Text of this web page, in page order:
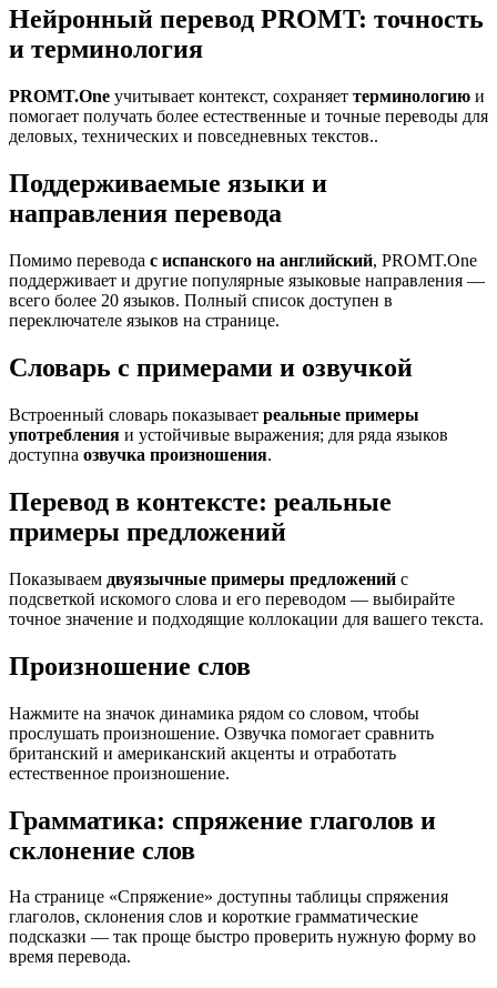
Нейронный перевод PROMT: точность
и терминология
PROMT.One учитывает контекст, сохраняет терминологию и
помогает получать более естественные и точные переводы для
деловых, технических и повседневных текстов..
Поддерживаемые языки и
направления перевода
Помимо перевода с испанского на английский, PROMT.One
поддерживает и другие популярные языковые направления —
всего более 20 языков. Полный список доступен в
переключателе языков на странице.
Словарь с примерами и озвучкой
Встроенный словарь показывает реальные примеры
употребления и устойчивые выражения; для ряда языков
доступна озвучка произношения.
Перевод в контексте: реальные
примеры предложений
Показываем двуязычные примеры предложений с
подсветкой искомого слова и его переводом — выбирайте
точное значение и подходящие коллокации для вашего текста.
Произношение слов
Нажмите на значок динамика рядом со словом, чтобы
прослушать произношение. Озвучка помогает сравнить
британский и американский акценты и отработать
естественное произношение.
Грамматика: спряжение глаголов и
склонение слов
На странице «Спряжение» доступны таблицы спряжения
глаголов, склонения слов и короткие грамматические
подсказки — так проще быстро проверить нужную форму во
время перевода.